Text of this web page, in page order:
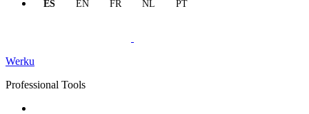
ES EN FR NL PT
Werku
Professional Tools